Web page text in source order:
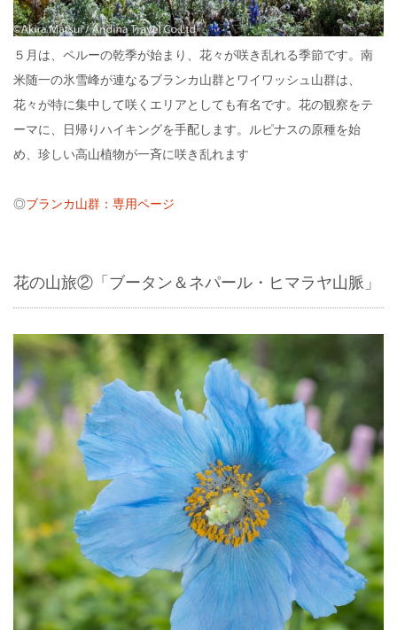
５月は、ペルーの乾季が始まり、花々が咲き乱れる季節です。南
米随一の氷雪峰が連なるブランカ山群とワイワッシュ山群は、
花々が特に集中して咲くエリアとしても有名です。花の観察をテ
ーマに、日帰りハイキングを手配します。ルピナスの原種を始
め、珍しい高山植物が一斉に咲き乱れます
◎ブランカ山群：専用ページ
花の山旅②「ブータン＆ネパール・ヒマラヤ山脈」